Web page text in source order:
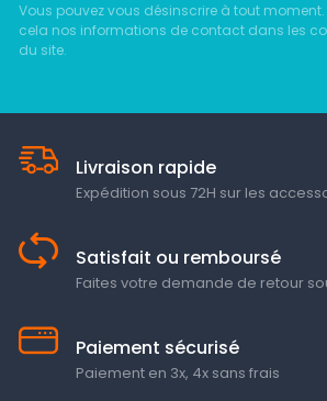
Vous pouvez vous désinscrire à tout
cela nos informations de contact dans les
du site.
Livraison rapide
Expédition sous 72H sur les
Satisfait ou remboursé
Faites votre demande de retour
Paiement sécurisé
Paiement en 3x, 4x sans frais